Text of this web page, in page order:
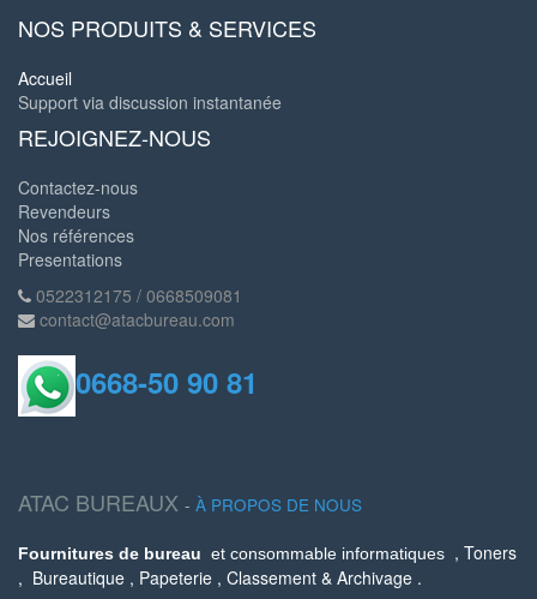
NOS PRODUITS & SERVICES
Accueil
Support via discussion instantanée
REJOIGNEZ-NOUS
Contactez-nous
Revendeurs
Nos références
Presentations
0522312175 / 0668509081
contact@atacbureau.com
0668-50 90 81
ATAC BUREAUX - À PROPOS DE NOUS
Fournitures de bureau et consommable informatiques , Toners
, Bureautique , Papeterie , Classement & Archivage .